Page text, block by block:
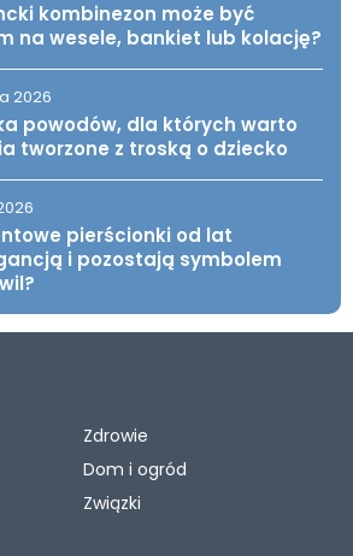
kombinezon może być
na wesele, bankiet lub kolację?
2026
powodów, dla których warto
tworzone z troską o dziecko
pierścionki od lat
i pozostają symbolem
Zdrowie
Dom i ogród
Związki